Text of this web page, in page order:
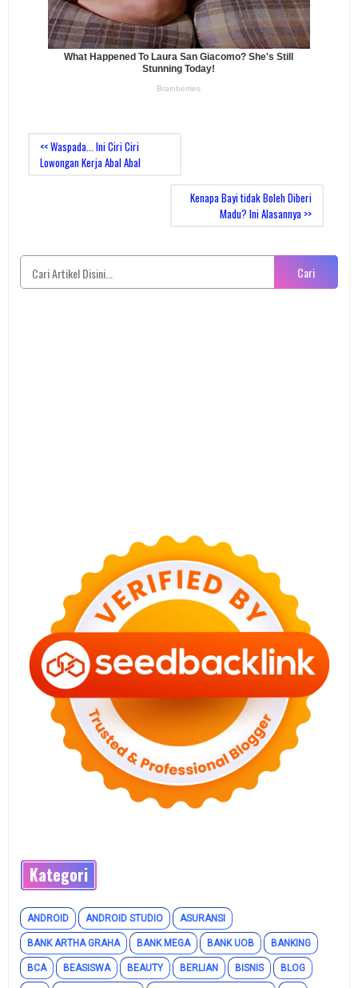
<< Waspada... Ini Ciri Ciri
Lowongan Kerja Abal Abal
Kenapa Bayi tidak Boleh Diberi
Madu? Ini Alasannya >>
Cari
Kategori
ANDROID ANDROID STUDIO ASURANSI
BANK ARTHA GRAHA BANK MEGA BANK UOB BANKING
BCA BEASISWA BEAUTY BERLIAN BISNIS BLOG